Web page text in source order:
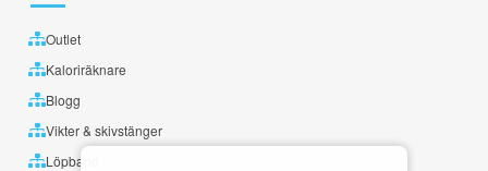
Outlet
Kaloriräknare
Blogg
Vikter & skivstänger
Löpband